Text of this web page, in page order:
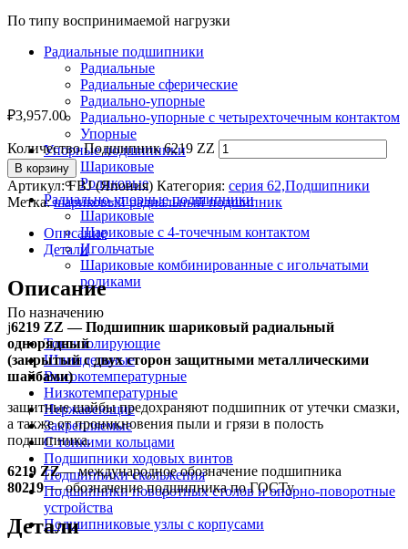
По типу воспринимаемой нагрузки
Радиальные подшипники
Радиальные
Радиальные сферические
Радиально-упорные
Радиально-упорные с четырехточечным контактом
Упорные
Упорные подшипники
Шариковые
Роликовые
Радиально-упорные подшипники
Шариковые
Шариковые с 4-точечным контактом
Игольчатые
Шариковые комбинированные с игольчатыми
роликами
По назначению
Токоизолирующие
Шпиндельные
Высокотемпературные
Низкотемпературные
Нержавеющие
Закрепляемые
С тонкими кольцами
Подшипники ходовых винтов
Подшипники скольжения
Подшипники поворотных столов и опорно-поворотные
устройства
Подшипниковые узлы с корпусами
₽3,957.00
Количество Подшипник 6219 ZZ
В корзину
Артикул:FBJ (Япония) Категория: серия 62,Подшипники
Метка:шариковый радиальный подшипник
Описание
Детали
Описание
ј6219 ZZ — Подшипник шариковый радиальный
однорядный
(закрытый с двух сторон защитными металлическими
шайбами)
защитные шайбы предохраняют подшипник от утечки смазки,
а также от проникновения пыли и грязи в полость
подшипника.
6219 ZZ— международное обозначение подшипника
80219— обозначение подшипника по ГОСТу.
Детали